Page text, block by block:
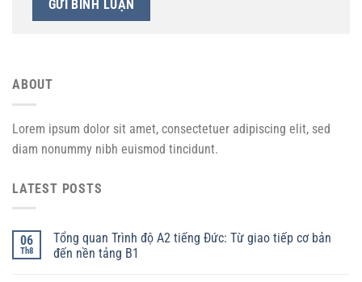
ABOUT
Lorem ipsum dolor sit amet, consectetuer adipiscing elit, sed
diam nonummy nibh euismod tincidunt.
LATEST POSTS
06
Th8
Tổng quan Trình độ A2 tiếng Đức: Từ giao tiếp cơ bản
đến nền tảng B1